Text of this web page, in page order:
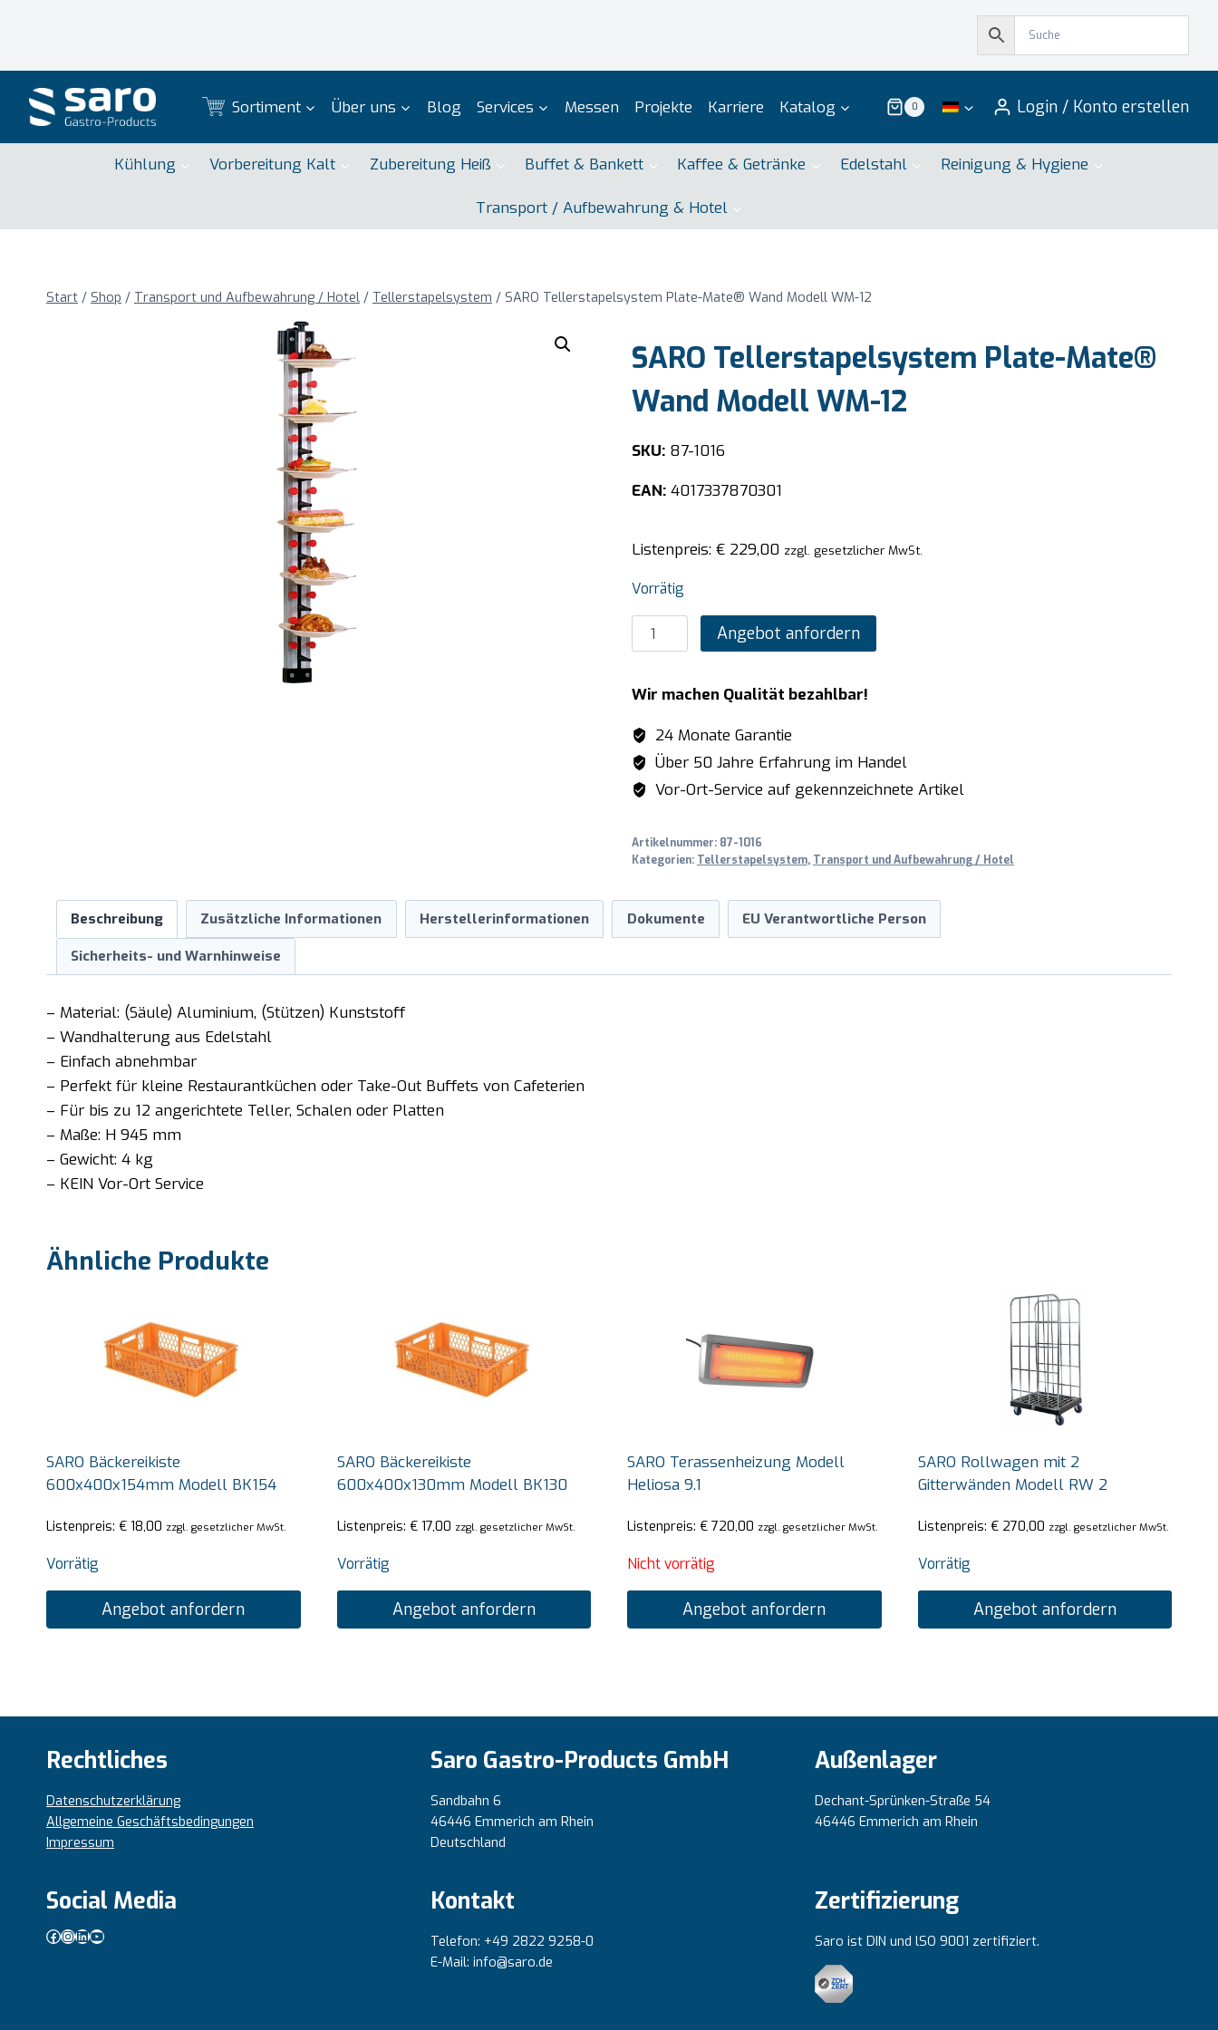
Sortiment Über uns Blog Services Messen Projekte Karriere Katalog 0 Login / Konto erstellen
Kühlung Vorbereitung Kalt Zubereitung Heiß Buffet & Bankett Kaffee & Getränke Edelstahl Reinigung & Hygiene
Transport / Aufbewahrung & Hotel
Start / Shop / Transport und Aufbewahrung / Hotel / Tellerstapelsystem / SARO Tellerstapelsystem Plate-Mate® Wand Modell WM-12
SARO Tellerstapelsystem Plate-Mate®
Wand Modell WM-12
SKU:87-1016
EAN:4017337870301
Listenpreis: €229,00 zzgl. gesetzlicher MwSt.
Vorrätig
SARO
Tellerstapelsystem
Mate®
Wand
Modell
WM-
12
Angebot anfordern
Wir machen Qualität bezahlbar!
24 Monate Garantie
Über 50 Jahre Erfahrung im Handel
Vor-Ort-Service auf gekennzeichnete Artikel
Artikelnummer: 87-1016
Kategorien: Tellerstapelsystem, Transport und Aufbewahrung / Hotel
Beschreibung Zusätzliche Informationen Herstellerinformationen Dokumente EU Verantwortliche Person
Sicherheits- und Warnhinweise
– Material: (Säule) Aluminium, (Stützen) Kunststoff
– Wandhalterung aus Edelstahl
– Einfach abnehmbar
– Perfekt für kleine Restaurantküchen oder Take-Out Buffets von Cafeterien
– Für bis zu 12 angerichtete Teller, Schalen oder Platten
– Maße: H 945 mm
– Gewicht: 4 kg
– KEIN Vor-Ort Service
Ähnliche Produkte
SARO Bäckereikiste
600x400x154mm Modell BK154
Listenpreis: € 18,00 zzgl. gesetzlicher MwSt.
Vorrätig
Angebot anfordern
SARO Bäckereikiste
600x400x130mm Modell BK130
Listenpreis: €17,00 zzgl. gesetzlicher MwSt.
Vorrätig
Angebot anfordern
SARO Terassenheizung Modell
Heliosa 9.1
Listenpreis: € 720,00 zzgl. gesetzlicher MwSt.
Nicht vorrätig
Angebot anfordern
SARO Rollwagen mit 2
Gitterwänden Modell RW 2
Listenpreis: €270,00 zzgl. gesetzlicher MwSt.
Vorrätig
Angebot anfordern
Rechtliches
Datenschutzerklärung
Allgemeine Geschäftsbedingungen
Impressum
Saro Gastro-Products GmbH
Sandbahn 6
46446 Emmerich am Rhein
Deutschland
Außenlager
Dechant-Sprünken-Straße 54
46446 Emmerich am Rhein
Social Media
Facebook
Instagram
LinkedIn
YouTube
Kontakt
Telefon: +49 2822 9258-0
E-Mail: info@saro.de
Zertifizierung
Saro ist DIN und lSO 9001 zertifiziert.